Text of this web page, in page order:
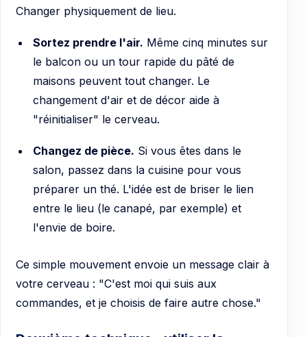
Changer physiquement de lieu.
Sortez prendre l'air. Même cinq minutes sur
le balcon ou un tour rapide du pâté de
maisons peuvent tout changer. Le
changement d'air et de décor aide à
"réinitialiser" le cerveau.
Changez de pièce. Si vous êtes dans le
salon, passez dans la cuisine pour vous
préparer un thé. L'idée est de briser le lien
entre le lieu (le canapé, par exemple) et
l'envie de boire.
Ce simple mouvement envoie un message clair à
votre cerveau : "C'est moi qui suis aux
commandes, et je choisis de faire autre chose."